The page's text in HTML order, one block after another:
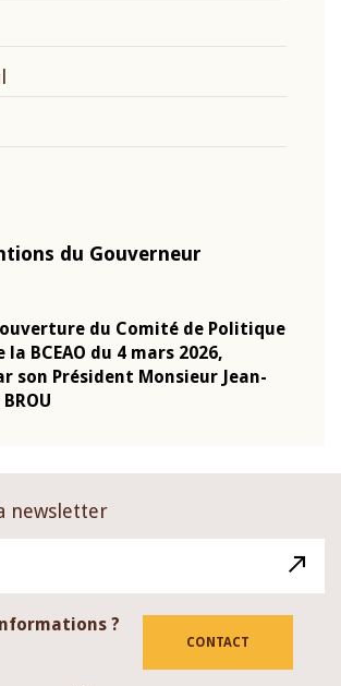
du Gouverneur
du Comité de Politique
BCEAO du 4 mars 2026,
son Président Monsieur Jean-
newsletter
?
CONTACT